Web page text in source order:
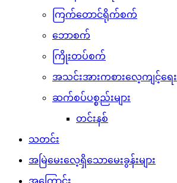
ကြက်တောင်ရိုက်စက်
ဘောစက်
ကြိုးတပ်စက်
အသင်းအားကစားလေ့ကျင့်ရေး
ဆက်စပ်ပစ္စည်းများ
တင်းနစ်
သတင်း
အမြဲမေးလေ့ရှိသောမေးခွန်းများ
အကြောင်း